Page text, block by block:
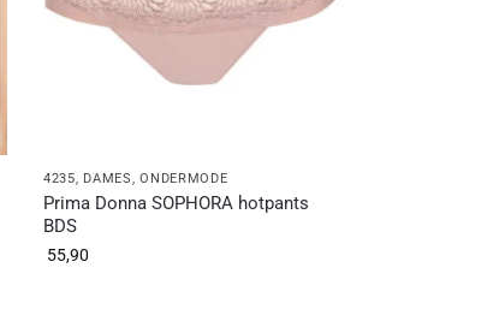
4235, DAMES,ONDERMODE
Prima Donna SOPHORA hotpants
BDS
55,90